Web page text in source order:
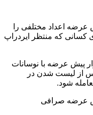
اعداد مختلفی را
کسانی که منتظر ایردراپ
پیش عرضه با نوسانات
از لیست شدن در
شود.
عرضه صرافی